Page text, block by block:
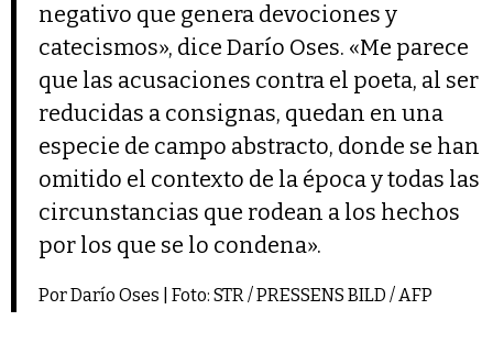
negativo que genera devociones y
catecismos», dice Darío Oses. «Me parece
que las acusaciones contra el poeta, al ser
reducidas a consignas, quedan en una
especie de campo abstracto, donde se han
omitido el contexto de la época y todas las
circunstancias que rodean a los hechos
por los que se lo condena».
Por Darío Oses | Foto: STR / PRESSENS BILD / AFP